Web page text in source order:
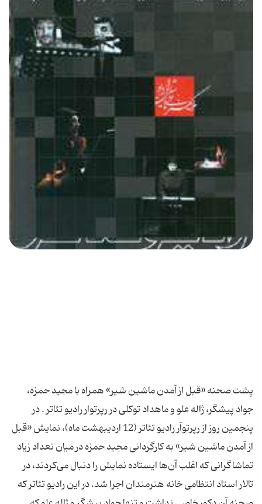
پشت صحنه «قبل از آمدن ماشین شیر» همراه با مجید حمزه،
جواد پیشگر، ژاله علو و ماهداد توكلی در رپرتوار رادیو تئاتر . در
پنجمین روز از رپرتوآر رادیو تئاتر (12 اردیبهشت ماه)، نمایش «قبل
از آمدن ماشین شیر» به كارگردانی مجید حمزه در میان تعداد زیاد
تماشاگرانی كه اغلب آن‌ها ایستاده نمایش را دنبال می‌كردند، در
تالار استاد انتظامی خانه هنرمندان اجرا شد. در این رادیو تئاتر كه